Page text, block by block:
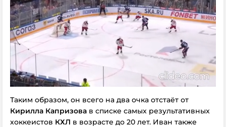
Таким образом, он всего на два очка отстаёт от
Кирилла Капризова в списке самых результативных
хоккеистов КХЛ в возрасте до 20 лет. Иван также